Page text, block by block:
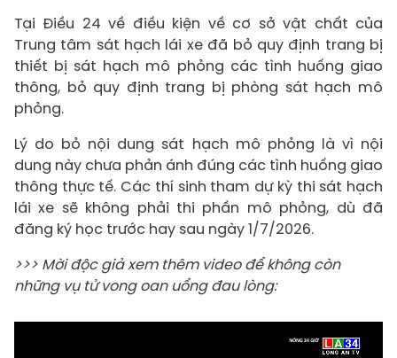
Tại Điều 24 về điều kiện về cơ sở vật chất của
Trung tâm sát hạch lái xe đã bỏ quy định trang bị
thiết bị sát hạch mô phỏng các tình huống giao
thông, bỏ quy định trang bị phòng sát hạch mô
phỏng.
Lý do bỏ nội dung sát hạch mô phỏng là vì nội
dung này chưa phản ánh đúng các tình huống giao
thông thực tế. Các thí sinh tham dự kỳ thi sát hạch
lái xe sẽ không phải thi phần mô phỏng, dù đã
đăng ký học trước hay sau ngày 1/7/2026.
>>> Mời độc giả xem thêm video để không còn
những vụ tử vong oan uổng đau lòng: